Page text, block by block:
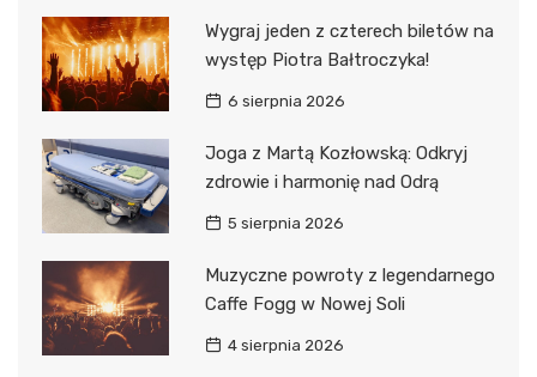
Wygraj jeden z czterech biletów na
występ Piotra Bałtroczyka!
6 sierpnia 2026
Joga z Martą Kozłowską: Odkryj
zdrowie i harmonię nad Odrą
5 sierpnia 2026
Muzyczne powroty z legendarnego
Caffe Fogg w Nowej Soli
4 sierpnia 2026